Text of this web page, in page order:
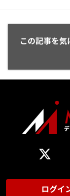
この記事を
ログイ